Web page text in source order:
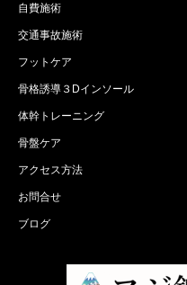
自費施術
交通事故施術
フットケア
骨格誘導３Dインソール
体幹トレーニング
骨盤ケア
アクセス方法
お問合せ
ブログ